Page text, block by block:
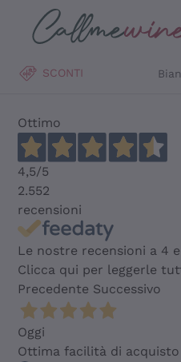
Salta al contenuto principale
SCONTI
Ottimo
4,5/5
2.552
recensioni
Le nostre recensioni a 4
Clicca qui per leggerle
Precedente Successivo
Oggi
Ottima facilità di acquisto